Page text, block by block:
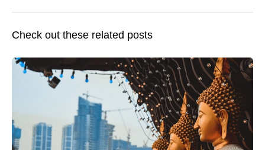
Check out these related posts